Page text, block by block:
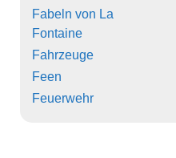
Fabeln von La
Fontaine
Fahrzeuge
Feen
Feuerwehr